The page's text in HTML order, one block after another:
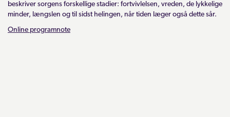
beskriver sorgens forskellige stadier: fortvivlelsen, vreden, de lykkelige
minder, længslen og til sidst helingen, når tiden læger også dette sår.
Online programnote